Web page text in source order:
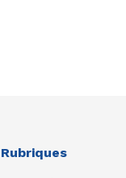
Rubriques